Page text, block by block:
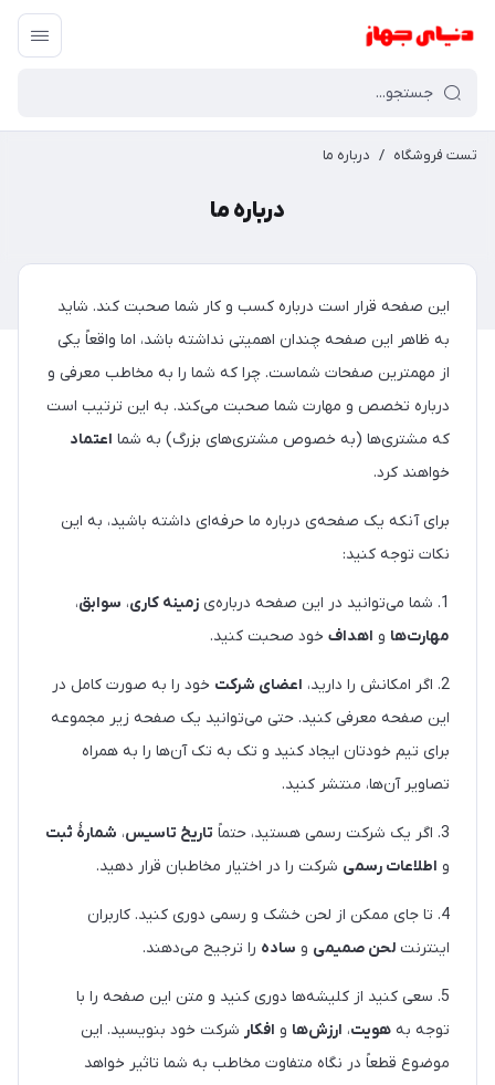
تست فروشگاه / درباره ما
درباره ما
این صفحه قرار است درباره کسب و کار شما صحبت کند. شاید
به ظاهر این صفحه چندان اهمیتی نداشته باشد، اما واقعاً یکی
از مهمترین صفحات شماست. چرا که شما را به مخاطب معرفی و
درباره تخصص و مهارت شما صحبت می‌کند. به این ترتیب است
که مشتری‌ها (به خصوص مشتری‌های بزرگ) به شما اعتماد
خواهند کرد.
برای آنکه یک صفحه‌ی درباره ما حرفه‌ای داشته باشید، به این
نکات توجه کنید:
1. شما می‌توانید در این صفحه درباره‌ی زمینه کاری، سوابق،
مهارت‌ها و اهداف خود صحبت کنید.
2. اگر امکانش را دارید، اعضای شرکت خود را به صورت کامل در
این صفحه معرفی کنید. حتی می‌توانید یک صفحه زیر مجموعه
برای تیم خودتان ایجاد کنید و تک به تک آن‌ها را به همراه
تصاویر آن‌ها، منتشر کنید.
3. اگر یک شرکت رسمی هستید، حتماً تاریخ تاسیس، شمارۀ ثبت
و اطلاعات رسمی شرکت را در اختیار مخاطبان قرار دهید.
4. تا جای ممکن از لحن خشک و رسمی دوری کنید. کاربران
اینترنت لحن صمیمی و ساده را ترجیح می‌دهند.
5. سعی کنید از کلیشه‌ها دوری کنید و متن این صفحه را با
توجه به هویت، ارزش‌ها و افکار شرکت خود بنویسید. این
موضوع قطعاً در نگاه متفاوت مخاطب به شما تاثیر خواهد